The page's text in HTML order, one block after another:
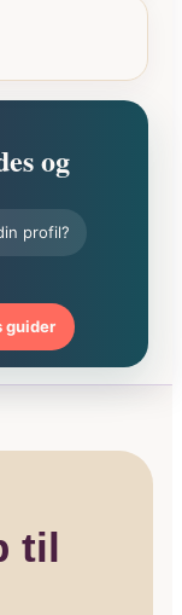
og
profil?
guider
til